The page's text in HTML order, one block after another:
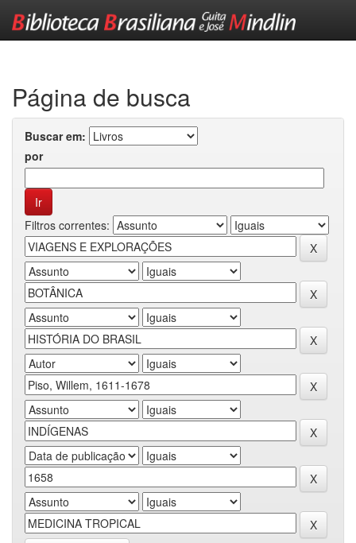
Página de busca
Buscar em:
por
Filtros correntes: